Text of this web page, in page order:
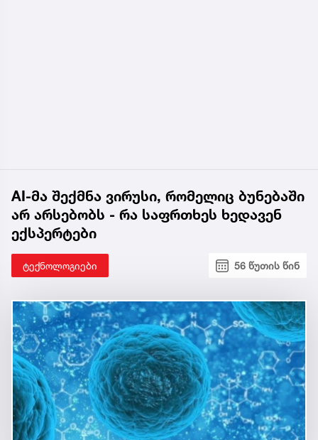
AI-მა შექმნა ვირუსი, რომელიც ბუნებაში
არ არსებობს - რა საფრთხეს ხედავენ
ექსპერტები
ტექნოლოგიები 56 წუთის წინ